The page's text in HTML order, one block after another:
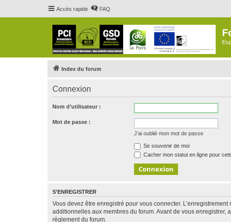
Accès rapide FAQ
Index du forum
Connexion
Nom d’utilisateur :
Mot de passe :
J’ai oublié mon mot de passe
Se souvenir de moi
Cacher mon statut en ligne pour
S’ENREGISTRER
Vous devez être enregistré pour vous connecter.
additionnelles aux membres du forum. Avant de vous enregistrer,
règlement du forum.